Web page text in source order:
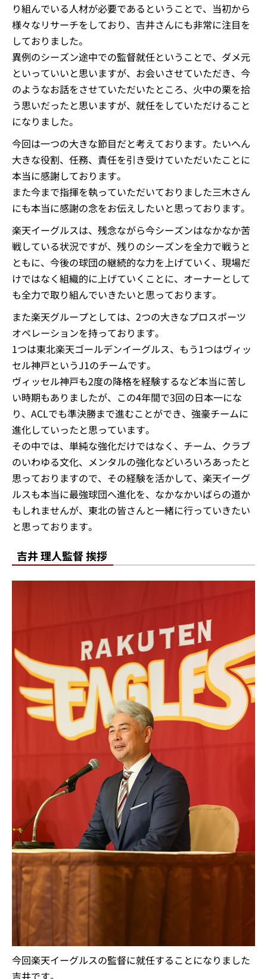
り組んでいる人材が必要であるということで、当初から
様々なリサーチをしており、吉井さんにも非常に注目を
しておりました。
異例のシーズン途中での監督就任ということで、ダメ元
といっていいと思いますが、お会いさせていただき、今
のようなお話をさせていただいたところ、火中の栗を拾
う思いだったと思いますが、就任をしていただけること
になりました。
今回は一つの大きな節目だと考えております。たいへん
大きな役割、任務、責任を引き受けていただいたことに
本当に感謝しております。
また今まで指揮を執っていただいておりました三木さん
にも本当に感謝の念をお伝えしたいと思っております。
楽天イーグルスは、残念ながら今シーズンはなかなか苦
戦している状況ですが、残りのシーズンを全力で戦うと
ともに、今後の球団の継続的な力を上げていく、現場だ
けではなく組織的に上げていくことに、オーナーとして
も全力で取り組んでいきたいと思っております。
また楽天グループとしては、2つの大きなプロスポーツ
オペレーションを持っております。
1つは東北楽天ゴールデンイーグルス、もう1つはヴィッ
セル神戸というJ1のチームです。
ヴィッセル神戸も2度の降格を経験するなど本当に苦し
い時期もありましたが、この4年間で3回の日本一にな
り、ACLでも準決勝まで進むことができ、強豪チームに
進化していったと思っています。
その中では、単純な強化だけではなく、チーム、クラブ
のいわゆる文化、メンタルの強化などいろいろあったと
思っておりますので、その経験を活かして、楽天イーグ
ルスも本当に最強球団へ進化を、なかなかいばらの道か
もしれませんが、東北の皆さんと一緒に行っていきたい
と思っております。
吉井 理人監督 挨拶
今回楽天イーグルスの監督に就任することになりました
吉井です。